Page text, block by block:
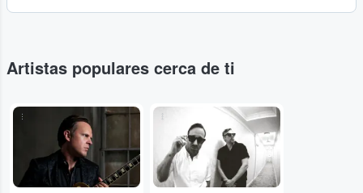
Artistas populares cerca de ti
...